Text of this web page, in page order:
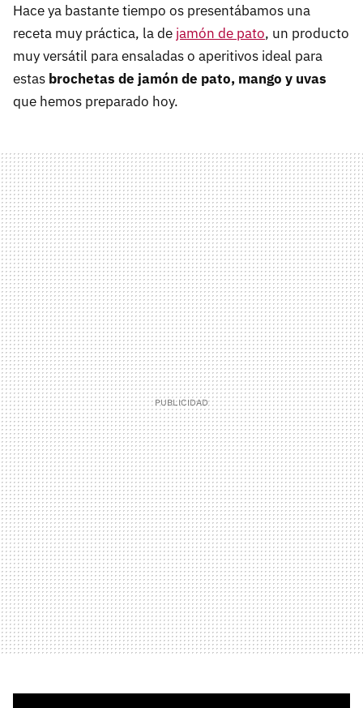
Hace ya bastante tiempo os presentábamos una
receta muy práctica, la de jamón de pato, un producto
muy versátil para ensaladas o aperitivos ideal para
estas brochetas de jamón de pato, mango y uvas
que hemos preparado hoy.